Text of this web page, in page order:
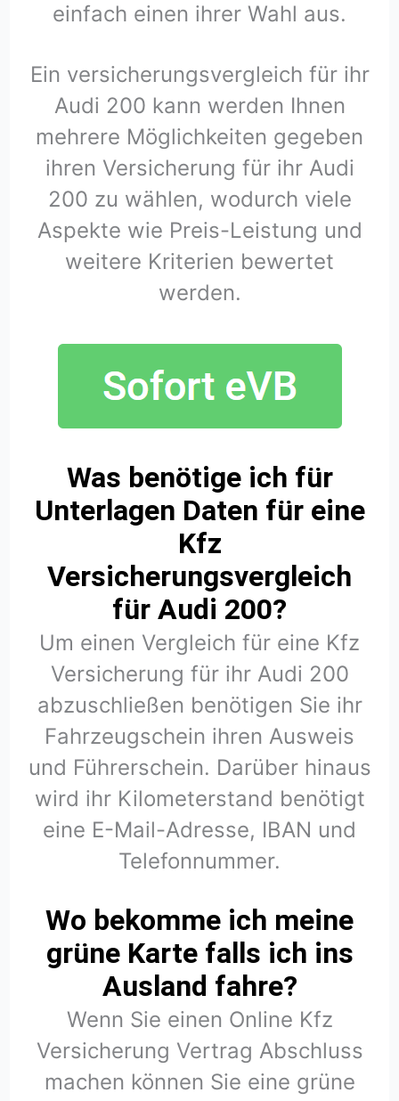
einfach einen ihrer Wahl aus.
Ein versicherungsvergleich für ihr
Audi 200 kann werden Ihnen
mehrere Möglichkeiten gegeben
ihren Versicherung für ihr Audi
200 zu wählen, wodurch viele
Aspekte wie Preis-Leistung und
weitere Kriterien bewertet
werden.
Was benötige ich für
Unterlagen Daten für eine
Kfz
Versicherungsvergleich
für Audi 200?
Um einen Vergleich für eine Kfz
Versicherung für ihr Audi 200
abzuschließen benötigen Sie ihr
Fahrzeugschein ihren Ausweis
und Führerschein. Darüber hinaus
wird ihr Kilometerstand benötigt
eine E-Mail-Adresse, IBAN und
Telefonnummer.
Wo bekomme ich meine
grüne Karte falls ich ins
Ausland fahre?
Wenn Sie einen Online Kfz
Versicherung Vertrag Abschluss
machen können Sie eine grüne